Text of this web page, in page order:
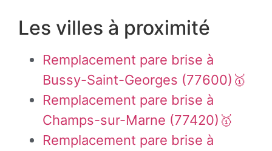
Les villes à proximité
Remplacement pare brise à
Bussy-Saint-Georges (77600)🥇
Remplacement pare brise à
Champs-sur-Marne (77420)🥇
Remplacement pare brise à